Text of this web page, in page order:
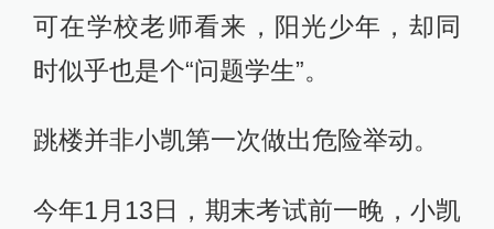
可在学校老师看来，阳光少年，却同
时似乎也是个“问题学生”。
跳楼并非小凯第一次做出危险举动。
今年1月13日，期末考试前一晚，小凯